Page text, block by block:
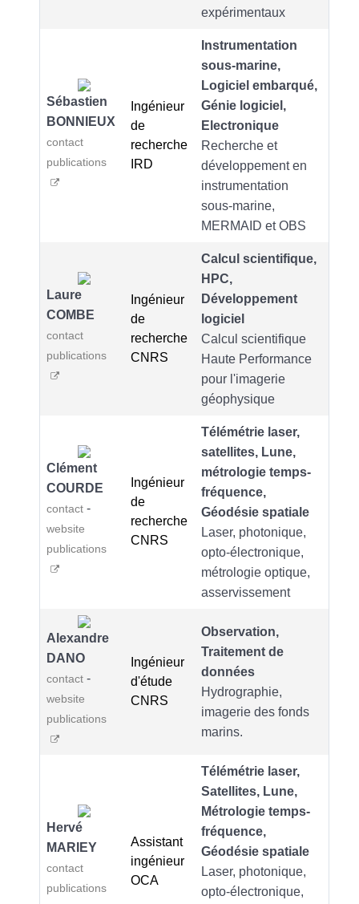
expérimentaux
Sébastien
BONNIEUX
contact
publications
Ingénieur
de
recherche
IRD
Instrumentation
sous-marine,
Logiciel embarqué,
Génie logiciel,
Electronique
Recherche et
développement en
instrumentation
sous-marine,
MERMAID et OBS
Laure
COMBE
contact
publications
Ingénieur
de
recherche
CNRS
Calcul scientifique,
HPC,
Développement
logiciel
Calcul scientifique
Haute Performance
pour l'imagerie
géophysique
Clément
COURDE
contact -
website
publications
Ingénieur
de
recherche
CNRS
Télémétrie laser,
satellites, Lune,
métrologie temps-
fréquence,
Géodésie spatiale
Laser, photonique,
opto-électronique,
métrologie optique,
asservissement
Alexandre
DANO
contact -
website
publications
Ingénieur
d'étude
CNRS
Observation,
Traitement de
données
Hydrographie,
imagerie des fonds
marins.
Hervé
MARIEY
contact
publications
Assistant
ingénieur
OCA
Télémétrie laser,
Satellites, Lune,
Métrologie temps-
fréquence,
Géodésie spatiale
Laser, photonique,
opto-électronique,